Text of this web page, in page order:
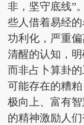
非，坚守底线”
些人借着易经
功利化，严重
清醒的认知，
而非占卜算卦
可能存在的糟
极向上、富有
的精神激励人